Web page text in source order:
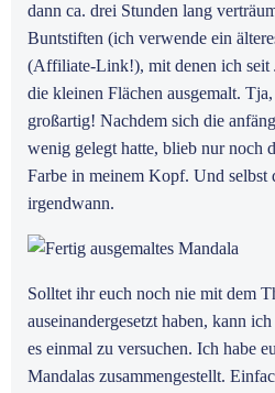
dann ca. drei Stunden lang
Buntstiften (ich verwende ein
(Affiliate-Link!), mit denen ich seit
die kleinen Flächen ausgemalt.
großartig! Nachdem sich die
wenig gelegt hatte, blieb nur noch
Farbe in meinem Kopf. Und selbst
irgendwann.
Solltet ihr euch noch nie mit dem
auseinandergesetzt haben, kann
es einmal zu versuchen. Ich habe
Mandalas zusammengestellt.